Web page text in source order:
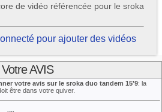
de vidéo référencée pour le sroka
pour ajouter des vidéos
Votre AVIS
votre avis sur le sroka duo tandem 15'9: la
être dans votre quiver.